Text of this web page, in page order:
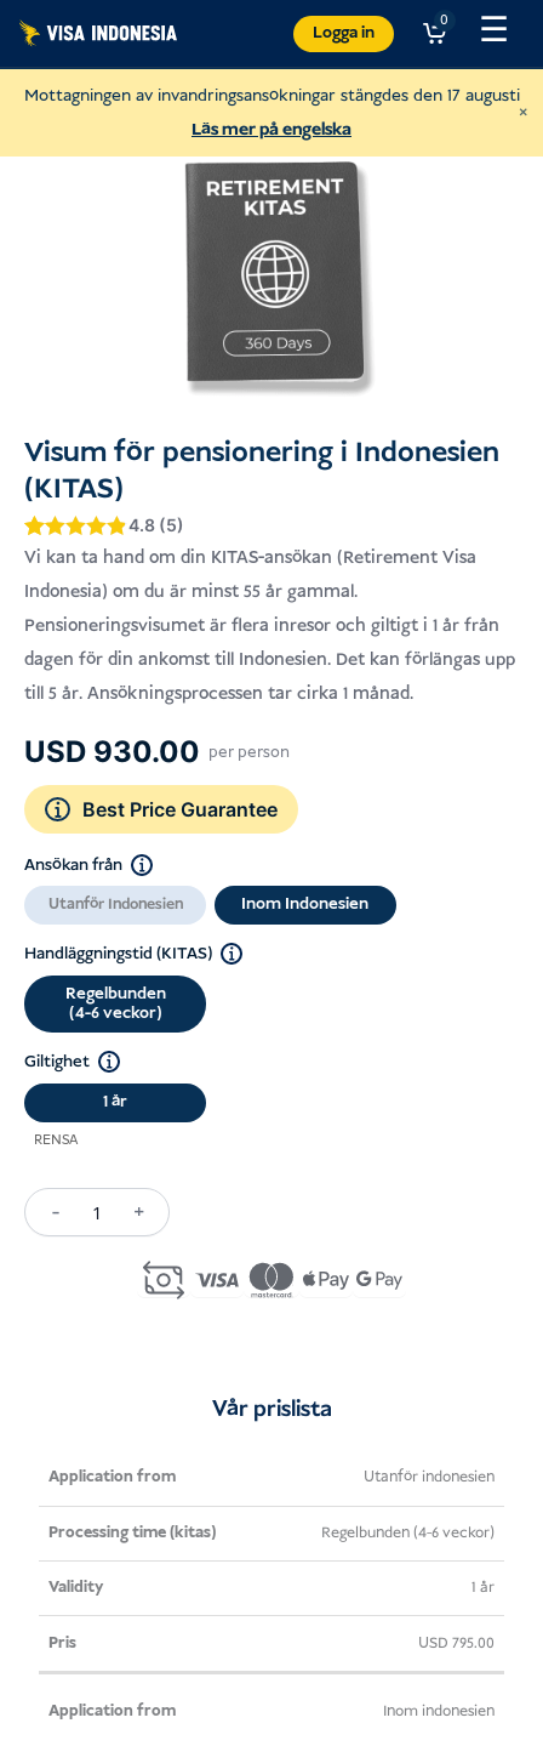
Hoppa
innehåll
Logga in
0 ☰
Mottagningen av invandringsansökningar stängdes den 17 augusti
Läs mer på engelska
×
Visum för pensionering i Indonesien
(KITAS)
Betygsatt
baserat på
4.8
kundrecensioner
4.8 (5)
Vi kan ta hand om din KITAS-ansökan (Retirement Visa
Indonesia) om du är minst 55 år gammal.
Pensioneringsvisumet är flera inresor och giltigt i 1 år från
dagen för din ankomst till Indonesien. Det kan förlängas upp
till 5 år. Ansökningsprocessen tar cirka 1 månad.
USD 930.00 per person
Best Price Guarantee
Ansökan från
Utanför Indonesien Inom Indonesien
Handläggningstid (KITAS)
Regelbunden
(4-6 veckor)
Giltighet
1 år
RENSA
-
Retirement
+
Vår prislista
Ansökan
från
Bearbetningstid
(kitas)
Pris
Utanför indonesien
Regelbunden (4-6 veckor)
1 år
USD 795.00
Inom indonesien
Donera till Villa Kitty
och hjälpa katter på Bali
USD